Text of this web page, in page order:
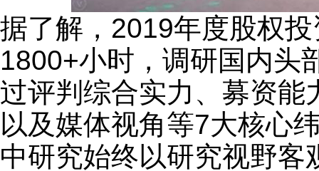
据了解，2019年度股权
1800+小时，调研国内头
过评判综合实力、募资能
以及媒体视角等7大核心
中研究始终以研究视野